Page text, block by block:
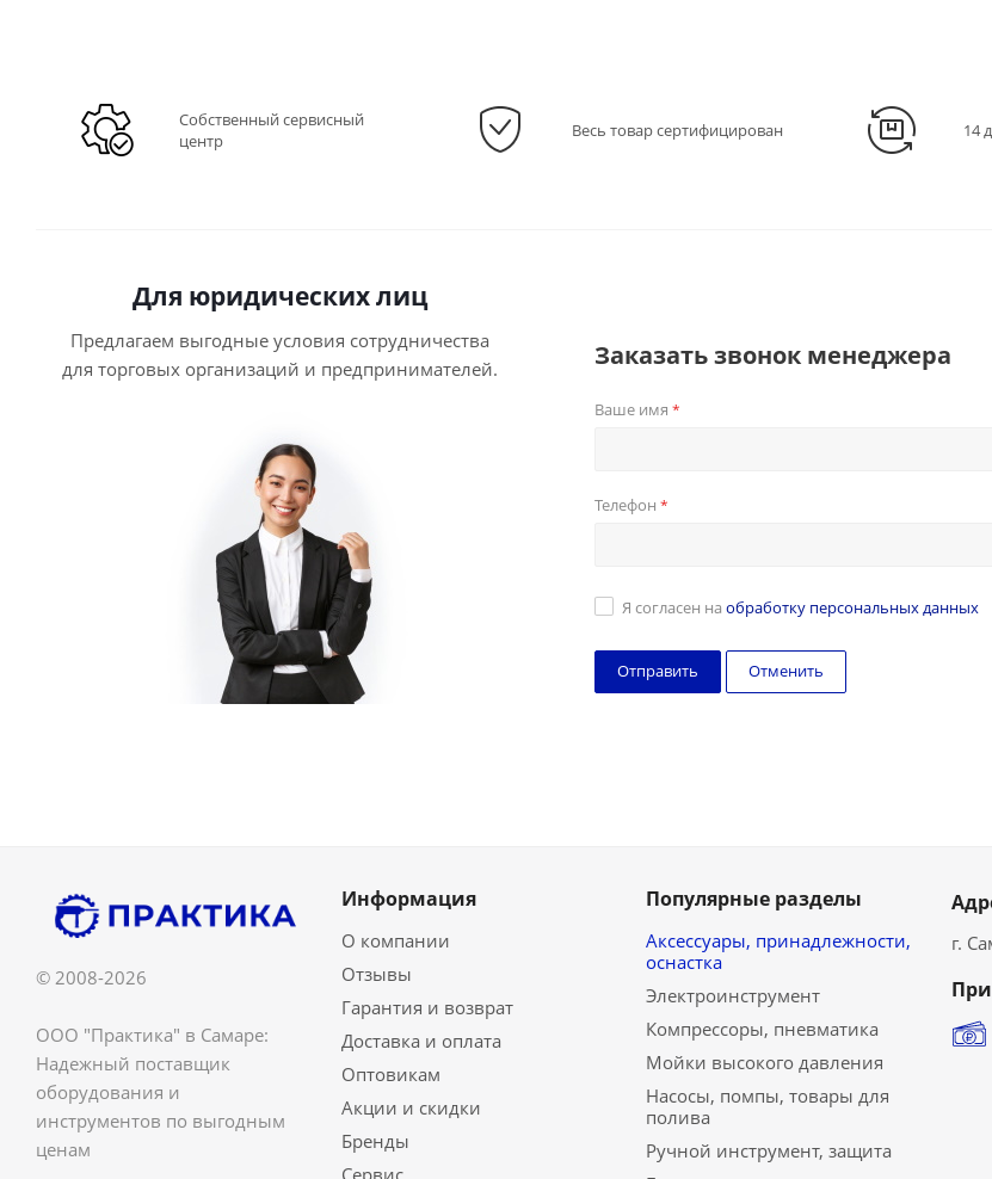
Собственный сервисный
центр
Весь товар сертифицирован 14
Для юридических лиц
Предлагаем выгодные условия сотрудничества
для торговых организаций и предпринимателей.
Заказать звонок менеджера
Ваше имя *
Телефон *
Я согласен на обработку персональных данных
Отменить
© 2008-2026
ООО "Практика" в Самаре:
Надежный поставщик
оборудования и
инструментов по выгодным
ценам
Информация
О компании
Отзывы
Гарантия и возврат
Доставка и оплата
Оптовикам
Акции и скидки
Бренды
Популярные разделы
Аксессуары, принадлежности,
оснастка
Электроинструмент
Компрессоры, пневматика
Мойки высокого давления
Насосы, помпы, товары для
полива
Ручной инструмент, защита
г.